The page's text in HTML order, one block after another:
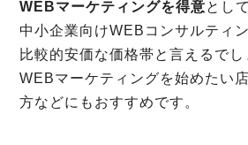
WEBマーケティングを得意とし
中小企業向けWEBコンサルティ
比較的安価な価格帯と言えるでし
WEBマーケティングを始めたい
方などにもおすすめです。